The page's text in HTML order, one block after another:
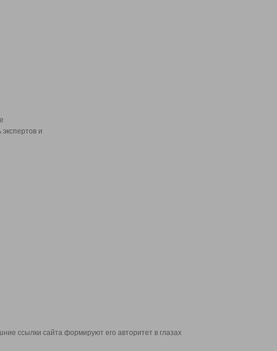
и
ссылки сайта формируют его авторитет в глазах